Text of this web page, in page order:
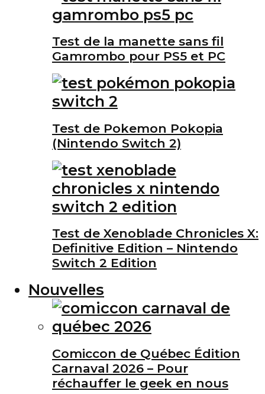
Test de la manette sans fil
Gamrombo pour PS5 et PC
Test de Pokemon Pokopia
(Nintendo Switch 2)
Test de Xenoblade Chronicles X:
Definitive Edition – Nintendo
Switch 2 Edition
Nouvelles
Comiccon de Québec Édition
Carnaval 2026 – Pour
réchauffer le geek en nous